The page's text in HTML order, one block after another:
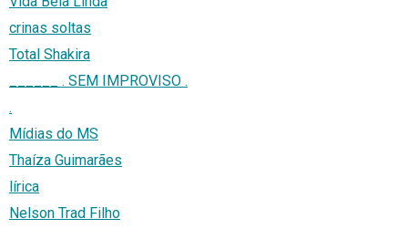
crinas soltas
Total Shakira
______ . SEM IMPROVISO .
.
Mídias do MS
Thaíza Guimarães
lírica
Nelson Trad Filho